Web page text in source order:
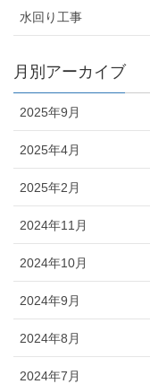
水回り工事
月別アーカイブ
2025年9月
2025年4月
2025年2月
2024年11月
2024年10月
2024年9月
2024年8月
2024年7月